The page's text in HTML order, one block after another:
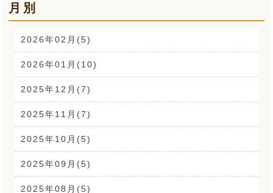
肩こり解消講座(14)
お声(1)
CSR活動(24)
腰痛(52)
自律神経(2)
耳鳴り(2)
踵の痛み(1)
背中の痛み(3)
月別
2026年02月(5)
2026年01月(10)
2025年12月(7)
2025年11月(7)
2025年10月(5)
2025年09月(5)
2025年08月(5)